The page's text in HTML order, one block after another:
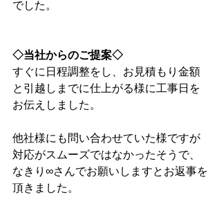
でした。
◇当社からのご提案◇
すぐに日程調整をし、お見積もり金額
と引越しまでに仕上がる様に工事日を
お伝えしました。
他社様にも問い合わせていた様ですが
対応がスムーズではなかったそうで、
なきり∞さんでお願いしますとお返事を
頂きました。